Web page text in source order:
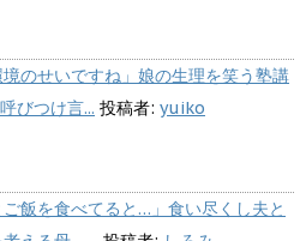
境のせいですね」娘の生理を笑う塾講
びつけ言... 投稿者: yuiko
ご飯を食べてると…」食い尽くし夫と